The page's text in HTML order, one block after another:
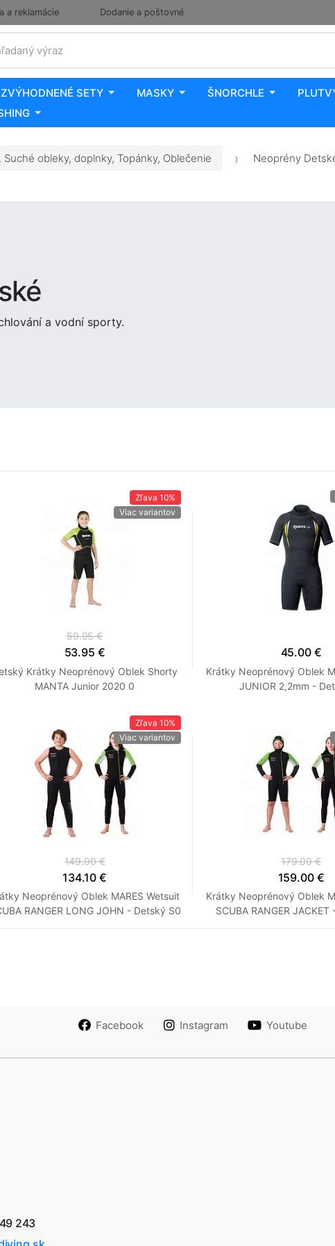
a reklamácie Dodanie a poštovné
výraz
ZVÝHODNENÉ SETY MASKY ŠNORCHLE
Suché obleky, doplnky, Topánky, Oblečenie Neoprény
a vodní sporty.
Zľava 10%
Viac variantov
59.95 €
53.95 €
Krátky Neoprénový Oblek Shorty
MANTA Junior 2020 0
45.00 €
Krátky Neoprénový Oblek
JUNIOR 2,2mm -
Zľava 10%
Viac variantov
149.00 €
134.10 €
Neoprénový Oblek MARES Wetsuit
RANGER LONG JOHN - Detský S0
179.00 €
159.00 €
Krátky Neoprénový Oblek
SCUBA RANGER
Facebook Instagram Youtube
243